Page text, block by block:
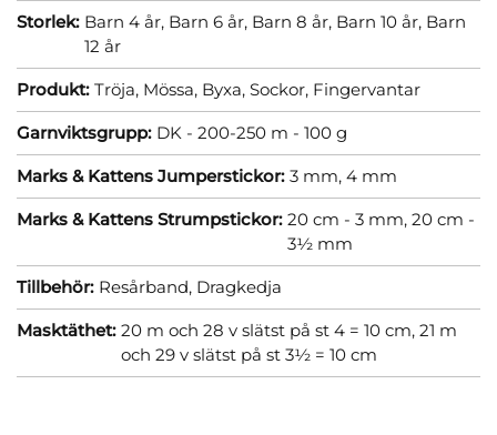
Storlek: Barn 4 år, Barn 6 år, Barn 8 år, Barn 10 år, Barn
12 år
Produkt: Tröja, Mössa, Byxa, Sockor, Fingervantar
Garnviktsgrupp: DK - 200-250 m - 100 g
Marks & Kattens Jumperstickor: 3 mm, 4 mm
Marks & Kattens Strumpstickor: 20 cm - 3 mm, 20 cm -
3½ mm
Tillbehör: Resårband, Dragkedja
Masktäthet: 20 m och 28 v slätst på st 4 = 10 cm, 21 m
och 29 v slätst på st 3½ = 10 cm